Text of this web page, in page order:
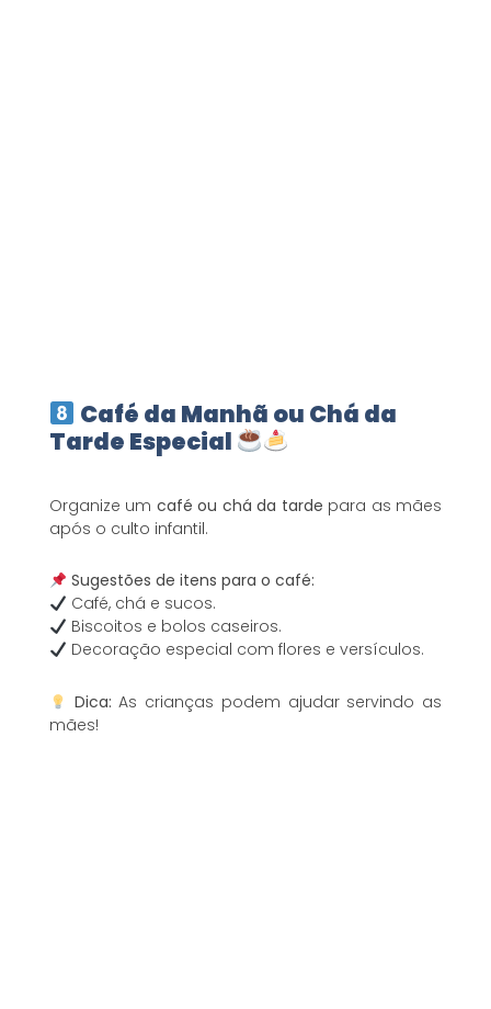
Café da Manhã ou Chá da
Tarde Especial
Organize um café ou chá da tarde para as mães
após o culto infantil.
Sugestões de itens para o café:
Café, chá e sucos.
Biscoitos e bolos caseiros.
Decoração especial com flores e versículos.
Dica: As crianças podem ajudar servindo as
mães!